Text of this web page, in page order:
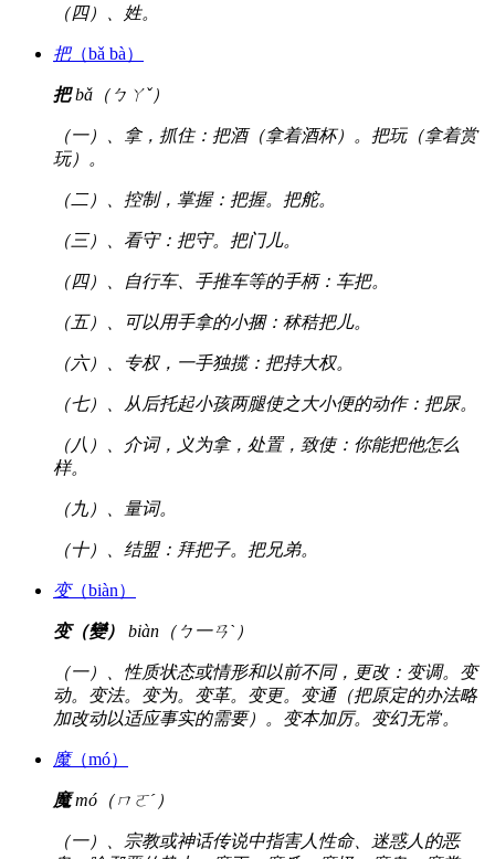
（四）、姓。
把（bǎ bà）
把bǎ（ㄅㄚˇ）
（一）、拿，抓住：把酒（拿着酒杯）。把玩（拿着赏
玩）。
（二）、控制，掌握：把握。把舵。
（三）、看守：把守。把门儿。
（四）、自行车、手推车等的手柄：车把。
（五）、可以用手拿的小捆：秫秸把儿。
（六）、专权，一手独揽：把持大权。
（七）、从后托起小孩两腿使之大小便的动作：把尿。
（八）、介词，义为拿，处置，致使：你能把他怎么
样。
（九）、量词。
（十）、结盟：拜把子。把兄弟。
变（biàn）
变（變） biàn（ㄅ一ㄢˋ）
（一）、性质状态或情形和以前不同，更改：变调。变
动。变法。变为。变革。变更。变通（把原定的办法略
加改动以适应事实的需要）。变本加厉。变幻无常。
魔（mó）
魔mó（ㄇㄛˊ）
（一）、宗教或神话传说中指害人性命、迷惑人的恶